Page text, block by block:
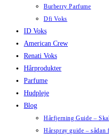
Burberry Parfume
Dfi Voks
ID Voks
American Crew
Renati Voks
Hårprodukter
Parfume
Hudpleje
Blog
Hårfjerning Guide –
Hårspray guide –